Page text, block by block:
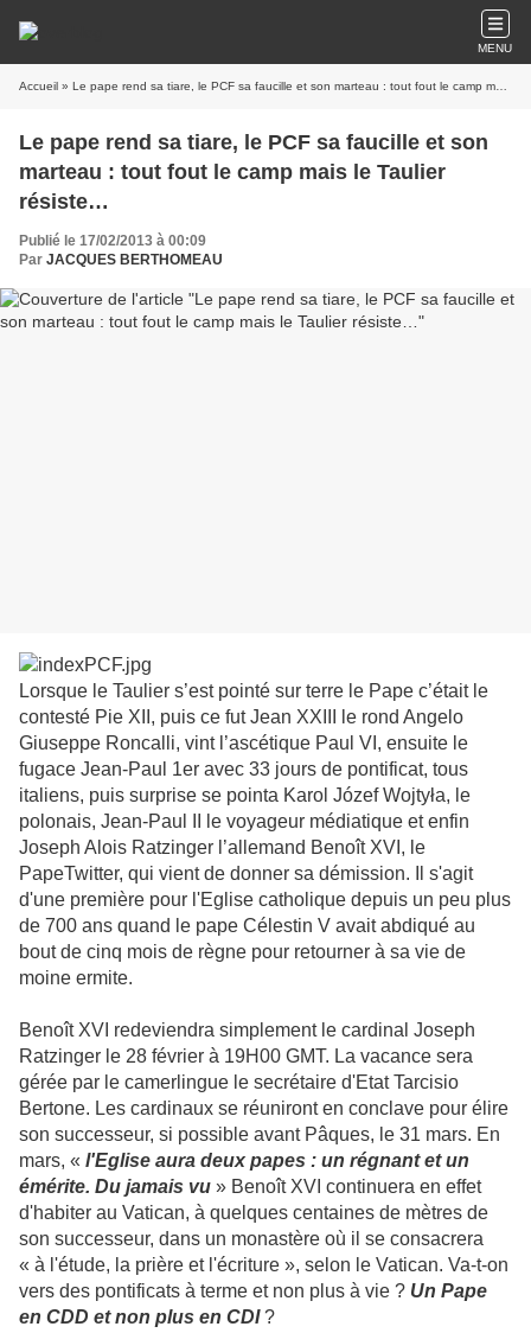
MENU
Accueil » Le pape rend sa tiare, le PCF sa faucille et son marteau : tout fout le camp mais le Taulier résiste…
Le pape rend sa tiare, le PCF sa faucille et son
marteau : tout fout le camp mais le Taulier
résiste…
Publié le 17/02/2013 à 00:09
Par JACQUES BERTHOMEAU
Lorsque le Taulier s’est pointé sur terre le Pape c’était le
contesté Pie XII, puis ce fut Jean XXIII le rond Angelo
Giuseppe Roncalli, vint l’ascétique Paul VI, ensuite le
fugace Jean-Paul 1er avec 33 jours de pontificat, tous
italiens, puis surprise se pointa Karol Józef Wojtyła, le
polonais, Jean-Paul II le voyageur médiatique et enfin
Joseph Alois Ratzinger l’allemand Benoît XVI, le
PapeTwitter, qui vient de donner sa démission. Il s'agit
d'une première pour l'Eglise catholique depuis un peu plus
de 700 ans quand le pape Célestin V avait abdiqué au
bout de cinq mois de règne pour retourner à sa vie de
moine ermite.
Benoît XVI redeviendra simplement le cardinal Joseph
Ratzinger le 28 février à 19H00 GMT. La vacance sera
gérée par le camerlingue le secrétaire d'Etat Tarcisio
Bertone. Les cardinaux se réuniront en conclave pour élire
son successeur, si possible avant Pâques, le 31 mars. En
mars, « l'Eglise aura deux papes : un régnant et un
émérite. Du jamais vu » Benoît XVI continuera en effet
d'habiter au Vatican, à quelques centaines de mètres de
son successeur, dans un monastère où il se consacrera
« à l'étude, la prière et l'écriture », selon le Vatican. Va-t-on
vers des pontificats à terme et non plus à vie ? Un Pape
en CDD et non plus en CDI?